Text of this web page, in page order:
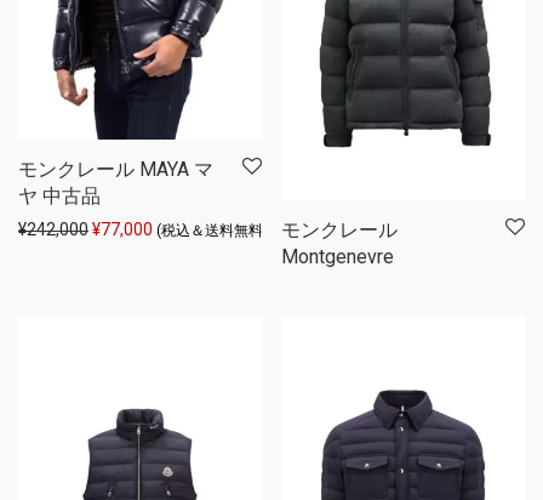
モンクレール MAYA マ
ヤ 中古品
¥242,000元の価格は ¥242,000 でした。
¥77,000 現在の価格は ¥77,000 です。
(税込＆送料無料)
モンクレール
Montgenevre